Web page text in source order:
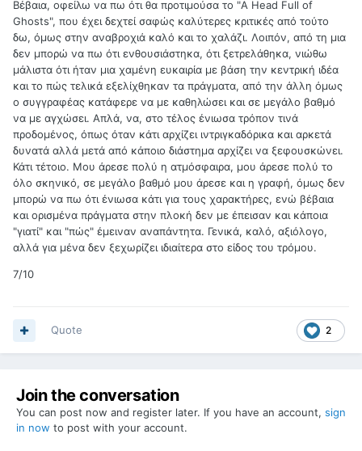
Βέβαια, οφείλω να πω ότι θα προτιμούσα το "A Head Full of
Ghosts", που έχει δεχτεί σαφώς καλύτερες κριτικές από τούτο
δω, όμως στην αναβροχιά καλό και το χαλάζι. Λοιπόν, από τη μια
δεν μπορώ να πω ότι ενθουσιάστηκα, ότι ξετρελάθηκα, νιώθω
μάλιστα ότι ήταν μια χαμένη ευκαιρία με βάση την κεντρική ιδέα
και το πώς τελικά εξελίχθηκαν τα πράγματα, από την άλλη όμως
ο συγγραφέας κατάφερε να με καθηλώσει και σε μεγάλο βαθμό
να με αγχώσει. Απλά, να, στο τέλος ένιωσα τρόπον τινά
προδομένος, όπως όταν κάτι αρχίζει ιντριγκαδόρικα και αρκετά
δυνατά αλλά μετά από κάποιο διάστημα αρχίζει να ξεφουσκώνει.
Κάτι τέτοιο. Μου άρεσε πολύ η ατμόσφαιρα, μου άρεσε πολύ το
όλο σκηνικό, σε μεγάλο βαθμό μου άρεσε και η γραφή, όμως δεν
μπορώ να πω ότι ένιωσα κάτι για τους χαρακτήρες, ενώ βέβαια
και ορισμένα πράγματα στην πλοκή δεν με έπεισαν και κάποια
"γιατί" και "πώς" έμειναν αναπάντητα. Γενικά, καλό, αξιόλογο,
αλλά για μένα δεν ξεχωρίζει ιδιαίτερα στο είδος του τρόμου.
7/10
2
Quote
Join the conversation
You can post now and register later. If you have an account, sign
in now to post with your account.